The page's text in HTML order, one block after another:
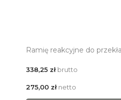
Ramię reakcyjne do
338,25 złbrutto
275,00 złnetto